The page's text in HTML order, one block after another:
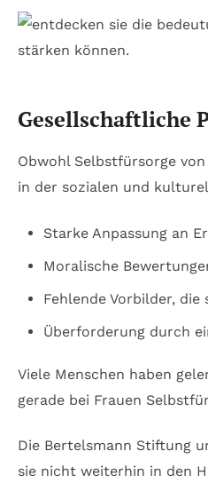
Gesellschaftliche
Obwohl Selbstfürsorge
in der sozialen und
Starke Anpassung an
Moralische
Fehlende Vorbilder,
Überforderung durch
Viele Menschen haben
gerade bei Frauen
Die Bertelsmann Stiftung
sie nicht weiterhin in den